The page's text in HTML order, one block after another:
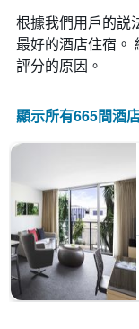
根據我們用戶的説
最好的酒店住宿。
評分的原因。
顯示所有665間酒